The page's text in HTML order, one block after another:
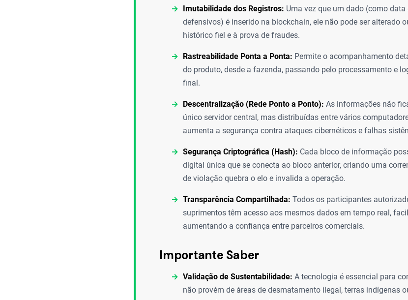
Imutabilidade dos Registros: Uma vez que um dado (como
defensivos) é inserido na blockchain, ele não pode ser alterado
histórico fiel e à prova de fraudes.
Rastreabilidade Ponta a Ponta: Permite o acompanhamento
do produto, desde a fazenda, passando pelo processamento e
final.
Descentralização (Rede Ponto a Ponto): As informações não
único servidor central, mas distribuídas entre vários
aumenta a segurança contra ataques cibernéticos e falhas
Segurança Criptográfica (Hash): Cada bloco de informação
digital única que se conecta ao bloco anterior, criando uma
de violação quebra o elo e invalida a operação.
Transparência Compartilhada: Todos os participantes
suprimentos têm acesso aos mesmos dados em tempo real,
aumentando a confiança entre parceiros comerciais.
Importante Saber
Validação de Sustentabilidade: A tecnologia é essencial para
não provém de áreas de desmatamento ilegal, terras indígenas